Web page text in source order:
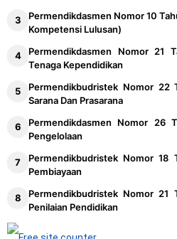
Permendikdasmen Nomor 10
Kompetensi Lulusan)
Permendikdasmen Nomor 21
Tenaga Kependidikan
Permendikbudristek Nomor 22
Sarana Dan Prasarana
Permendikdasmen Nomor 26
Pengelolaan
Permendikbudristek Nomor 18
Pembiayaan
Permendikbudristek Nomor 21
Penilaian Pendidikan